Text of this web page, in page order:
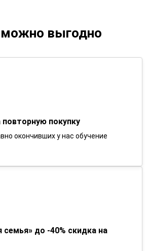
можно выгодно
повторную покупку
окончивших у нас обучение
семья» до -40% скидка на